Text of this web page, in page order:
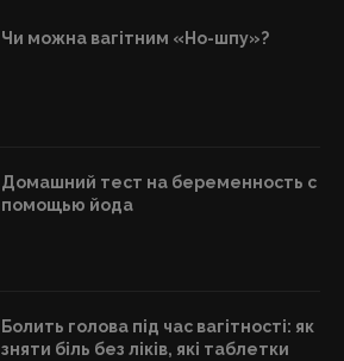
Чи можна вагітним «Но-шпу»?
Домашний тест на беременность с
помощью йода
Болить голова під час вагітності: як
зняти біль без ліків, які таблетки